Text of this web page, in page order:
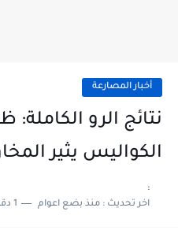
أخبار المصارعة
نتائج الرو الكاملة:
الكواليس يثير
:
اخر تحديث :منذ بضع اعوام 1 دقائق للقراءة